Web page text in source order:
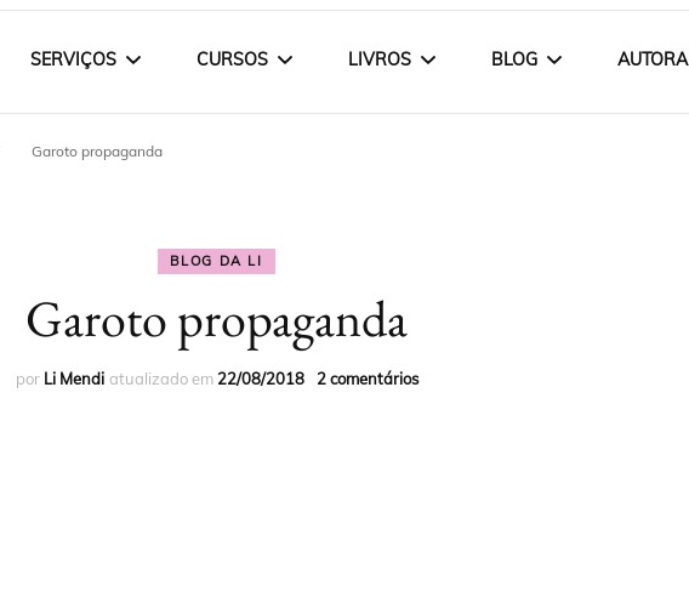
SERVIÇOS CURSOS
CURSO PROFISSÃO
AUTOR
LIVROS
CONTO JOVEM
BLOG AUTORA
Garoto propaganda
BLOG DA LI
Garoto propaganda
por Li Mendi atualizado em 22/08/2018 2 comentários